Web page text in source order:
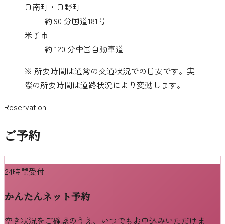
日南町・日野町
約 90 分国道181号
米子市
約 120 分中国自動車道
※ 所要時間は通常の交通状況での目安です。実
際の所要時間は道路状況により変動します。
Reservation
ご予約
24時間受付
かんたんネット予約
空き状況をご確認のうえ、いつでもお申込みいただけま